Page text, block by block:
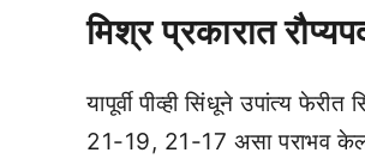
मिश्र प्रकारात
यापूर्वी पीव्ही सिंधूने उपांत्य
21-19, 21-17 असा पराभव